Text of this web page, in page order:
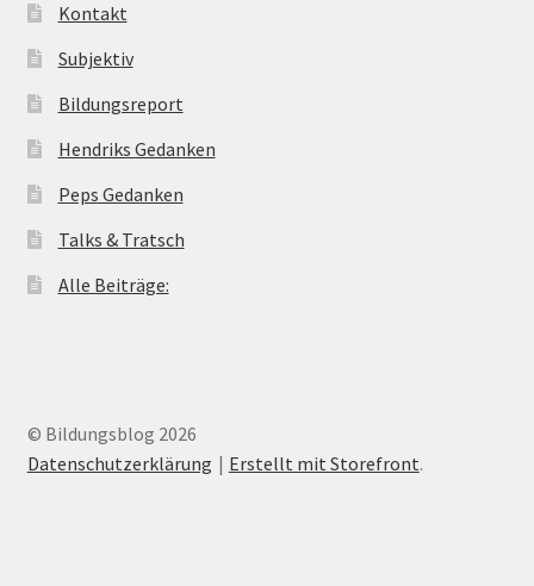
Kontakt
Subjektiv
Bildungsreport
Hendriks Gedanken
Peps Gedanken
Talks & Tratsch
Alle Beiträge:
© Bildungsblog 2026
Datenschutzerklärung
Erstellt mit Storefront.